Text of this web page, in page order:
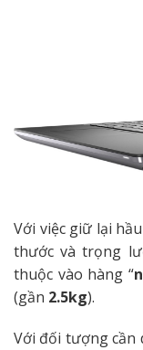
Với việc giữ lại
thước và trọng
thuộc vào hàng “
(gần 2.5kg).
Với đối tượng cần